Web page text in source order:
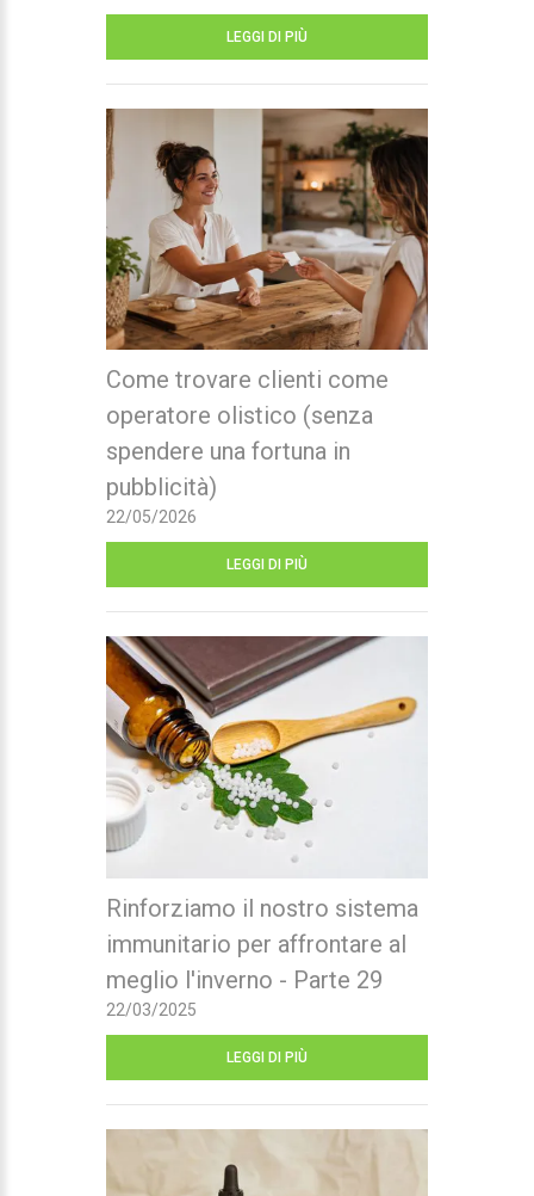
LEGGI DI PIÙ
Come trovare clienti come
operatore olistico (senza
spendere una fortuna in
pubblicità)
22/05/2026
LEGGI DI PIÙ
Rinforziamo il nostro sistema
immunitario per affrontare al
meglio l'inverno - Parte 29
22/03/2025
LEGGI DI PIÙ